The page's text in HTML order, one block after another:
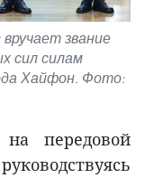
звание
сил силам
Хайфон. Фото:
передовой